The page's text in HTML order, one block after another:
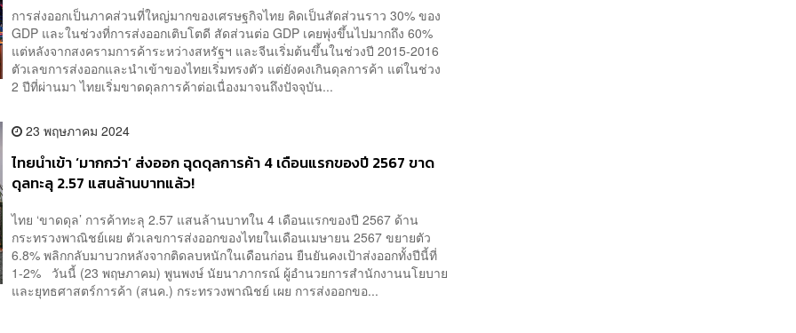
การส่งออกเป็นภาคส่วนที่ใหญ่มากของเศรษฐกิจไทย คิดเป็นสัดส่วนราว 30% ของ
GDP และในช่วงที่การส่งออกเติบโตดี สัดส่วนต่อ GDP เคยพุ่งขึ้นไปมากถึง 60%
แต่หลังจากสงครามการค้าระหว่างสหรัฐฯ​ และจีนเริ่มต้นขึ้นในช่วงปี 2015-2016
ตัวเลขการส่งออกและนำเข้าของไทยเริ่มทรงตัว แต่ยังคงเกินดุลการค้า แต่ในช่วง
2 ปีที่ผ่านมา ไทยเริ่มขาดดุลการค้าต่อเนื่องมาจนถึงปัจจุบัน...
23 พฤษภาคม 2024
ไทยนำเข้า ‘มากกว่า’ ส่งออก ฉุดดุลการค้า 4 เดือนแรกของปี 2567 ขาด
ดุลทะลุ 2.57 แสนล้านบาทแล้ว!
ไทย ‘ขาดดุล’ การค้าทะลุ 2.57 แสนล้านบาทใน 4 เดือนแรกของปี 2567 ด้าน
กระทรวงพาณิชย์เผย ตัวเลขการส่งออกของไทยในเดือนเมษายน 2567 ขยายตัว
6.8% พลิกกลับมาบวกหลังจากติดลบหนักในเดือนก่อน ยืนยันคงเป้าส่งออกทั้งปีนี้ที่
1-2% วันนี้ (23 พฤษภาคม) พูนพงษ์ นัยนาภากรณ์ ผู้อำนวยการสำนักงานนโยบาย
และยุทธศาสตร์การค้า (สนค.) กระทรวงพาณิชย์ เผย การส่งออกขอ...